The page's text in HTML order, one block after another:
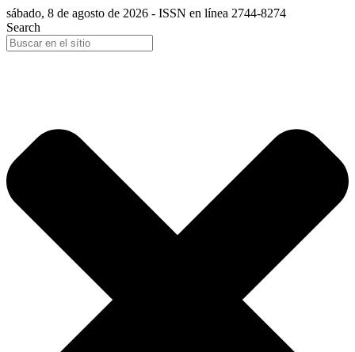
sábado, 8 de agosto de 2026 - ISSN en línea 2744-8274
Search